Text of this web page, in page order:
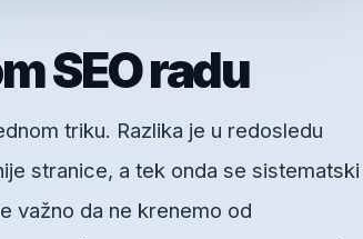
SEO radu
triku. Razlika je u redosledu
stranice, a tek onda se sistematski
važno da ne krenemo od